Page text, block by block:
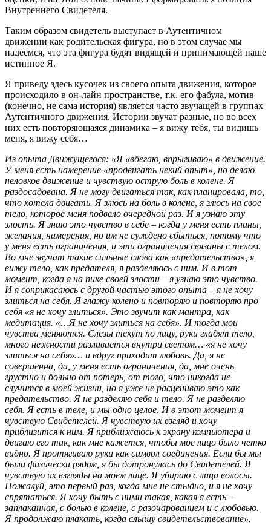
Внутреннего Свидетеля.
Таким образом свидетель выступает в Аутентичном
движении как родительская фигура, но в этом случае мы
надеемся, что эта фигура будят видящей и принимающей наше
истинное Я.
Я приведу здесь кусочек из своего опыта движения, которое
происходило в он-лайн пространстве, т.к. его фабула, мотив
(конечно, не сама история) является часто звучащей в группах
Аутентичного движения. Истории звучат разные, но во всех
них есть повторяющаяся динамика – я вижу тебя, ты видишь
меня, я вижу себя…
Из опыта Движущегося: «Я «вбегаю, впрыгиваю» в движение.
У меня есть намерение «продвигать некий опыт», но делаю
неловкое движение и чувствую острую боль в колене. Я
раздосадована. Я не могу двигаться так, как планировала, то,
что хотела двигать. Я злюсь на боль в колене, я злюсь на свое
тело, которое меня подвело очередной раз. И я узнаю эту
злость. Я знаю это чувство в себе – когда у меня есть планы,
желания, намерения, но им не суждено сбыться, потому что
у меня есть ограничения, и эти ограничения связаны с телом.
Во мне звучат такие сильные слова как «предательство», я
вижу тело, как предателя, я разделяюсь с ним. И в тот
момент, когда я на пике своей злости – я узнаю это чувство.
И я соприкасаюсь с другой частью этого опыта – я не хочу
злиться на себя. Я глажу колено и повторяю и повторяю про
себя «я не хочу злиться». Это звучит как мантра, как
медитация. «…Я не хочу злиться на себя». И тогда мои
чувства меняются. Слезы текут по лицу, руки гладят тело,
много нежности разливается внутри светом… «я не хочу
злиться на себя»… и вдруг приходит любовь. Да, я не
совершенна, да, у меня есть ограничения, да, мне очень
грустно и больно от потерь, от того, что никогда не
случится в моей жизни, но я уже не расцениваю это как
предательство. Я не разделяю себя и тело. Я не разделяю
себя. Я есть в теле, и мы одно целое. И в этот момент я
чувствую Свидетелей. Я чувствую их взгляд и хочу
приблизится к ним. Я приближаюсь к экрану компьютера и
двигаю его так, как мне кажется, чтобы мое лицо было четко
видно. Я протягиваю руки как символ соединения. Если бы мы
были физически рядом, я бы дотронулась до Свидетелей. Я
чувствую их взгляды на моем лице. Я убираю с лица волосы.
Пожалуй, это первый раз, когда мне не стыдно, и я не хочу
спрятаться. Я хочу быть с ними такая, какая я есть –
заплаканная, с болью в колене, с разочарованием и с любовью.
Я продолжаю плакать, когда слышу свидетельствование».